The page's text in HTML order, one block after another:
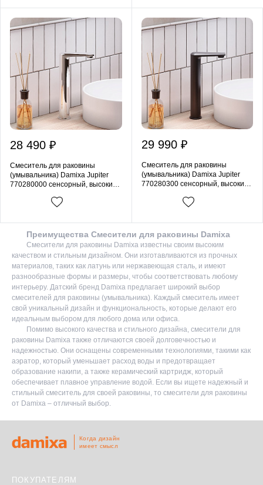
28 490 ₽
Смеситель для раковины
(умывальника) Damixa Jupiter
770280000 сенсорный, высокий,
29 990 ₽
Смеситель для раковины
(умывальника) Damixa Jupiter
770280300 сенсорный, высокий,
Преимущества Смесители для раковины Damixa
Смесители для раковины Damixa известны своим высоким
качеством и стильным дизайном. Они изготавливаются из прочных
материалов, таких как латунь или нержавеющая сталь, и имеют
разнообразные формы и размеры, чтобы соответствовать любому
интерьеру. Датский бренд Damixa предлагает широкий выбор
смесителей для раковины (умывальника). Каждый смеситель имеет
свой уникальный дизайн и функциональность, которые делают его
идеальным выбором для любого дома или офиса.
Помимо высокого качества и стильного дизайна, смесители для
раковины Damixa также отличаются своей долговечностью и
надежностью. Они оснащены современными технологиями, такими как
аэратор, который уменьшает расход воды и предотвращает
образование накипи, а также керамический картридж, который
обеспечивает плавное управление водой. Если вы ищете надежный и
стильный смеситель для своей раковины, то смесители для раковины
от Damixa – отличный выбор.
Когда дизайн
имеет смысл
ПОКУПАТЕЛЯМ